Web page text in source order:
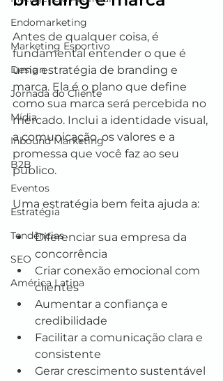
Endomarketing
Marketing Esportivo
Design
Jornada do Cliente
Mídia
Inbound Marketing
B2B
Eventos
Estratégia
Tendências
SEO
América Latina
Antes de qualquer coisa, é
fundamental entender o que é
uma estratégia de branding e
marca. Ela é o plano que define
como sua marca será percebida no
mercado. Inclui a identidade visual,
a comunicação, os valores e a
promessa que você faz ao seu
público.
Uma estratégia bem feita ajuda a:
Diferenciar sua empresa da
concorrência
Criar conexão emocional com
clientes
Aumentar a confiança e
credibilidade
Facilitar a comunicação clara e
consistente
Gerar crescimento sustentável